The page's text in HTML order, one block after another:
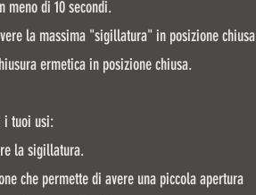
meno di 10 secondi.
la massima "sigillatura" in posizione chiusa
ermetica in posizione chiusa.
i tuoi usi:
la sigillatura.
che permette di avere una piccola apertura